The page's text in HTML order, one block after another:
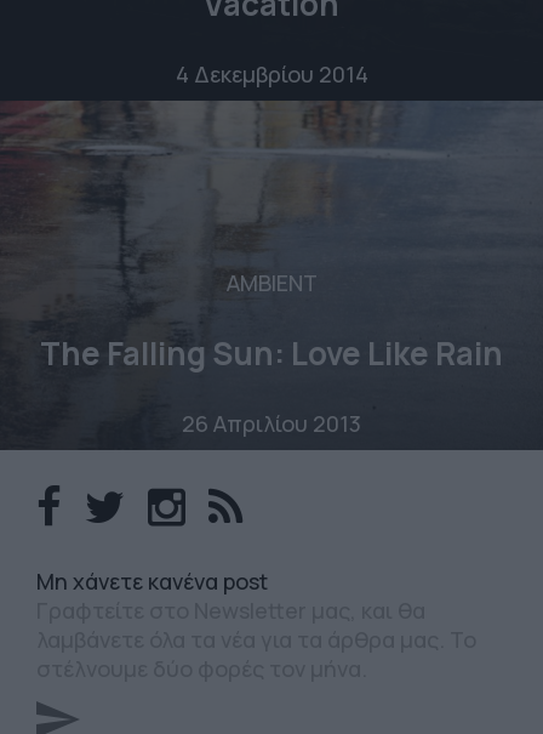
4 Δεκεμβρίου 2014
AMBIENT
The Falling Sun: Love Like Rain
26 Απριλίου 2013
Mη χάνετε κανένα post